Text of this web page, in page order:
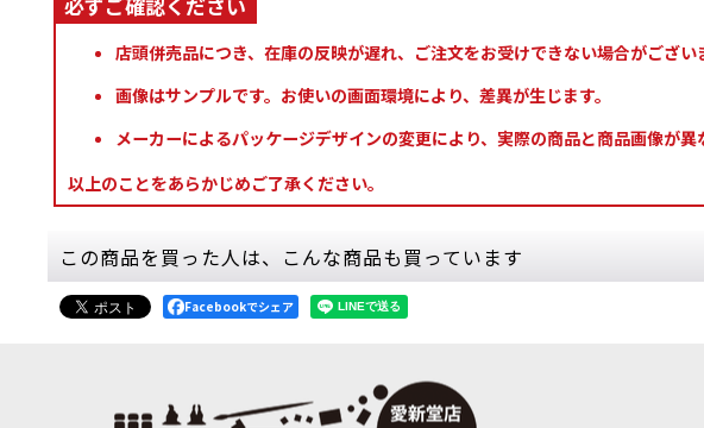
店頭併売品につき、在庫の反映が遅れ、ご注文をお受けできない場合がござい
画像はサンプルです。お使いの画面環境により、差異が生じます。
メーカーによるパッケージデザインの変更により、実際の商品と商品画像が異
以上のことをあらかじめご了承ください。
この商品を買った人は、こんな商品も買っています
Facebookでシェア